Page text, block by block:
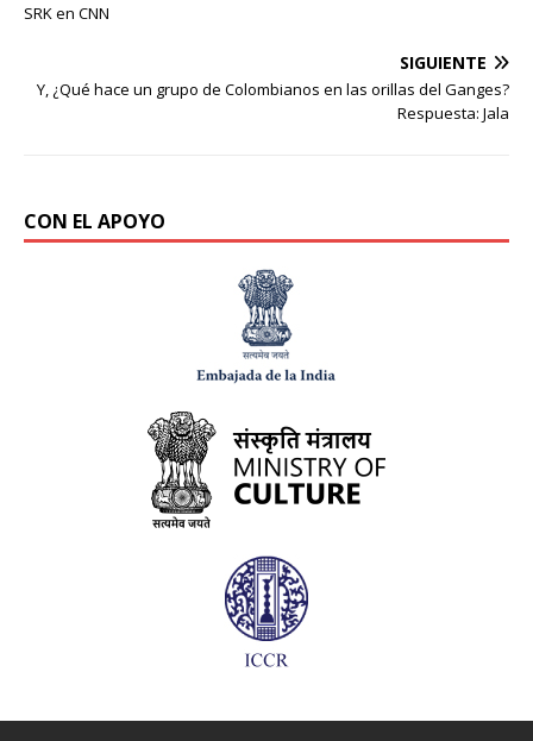
SRK en CNN
SIGUIENTE
Y, ¿Qué hace un grupo de Colombianos en las orillas del Ganges?
Respuesta: Jala
CON EL APOYO